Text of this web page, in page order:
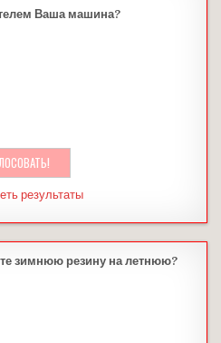
Ваша машина?
результаты
зимнюю резину на летнюю?